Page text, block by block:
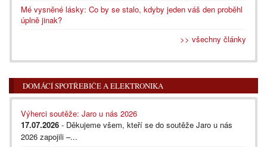
Mé vysněné lásky: Co by se stalo, kdyby jeden váš den proběhl
úplně jinak?
>> všechny články
DOMÁCÍ SPOTŘEBIČE A ELEKTRONIKA
Výherci soutěže: Jaro u nás 2026
17.07.2026 - Děkujeme všem, kteří se do soutěže Jaro u nás
2026 zapojili –...